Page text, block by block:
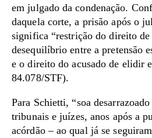
em julgado da condenação.
daquela corte, a prisão após o
significa “restrição do direito de
desequilíbrio entre a pretensão
e o direito do acusado de elidir
84.078/STF).
Para Schietti, “soa
tribunais e juízes, anos após a
acórdão – ao qual já se